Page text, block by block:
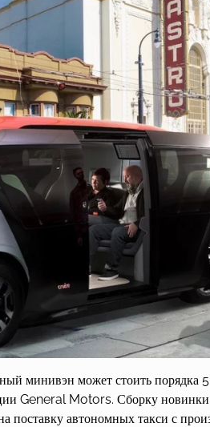
минивэн может стоить порядка
General Motors. Сборку новинки
автономных такси с